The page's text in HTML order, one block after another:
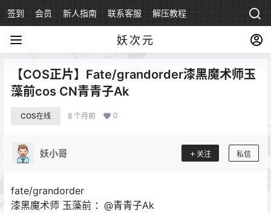
签到 会员 新人指南 联系客服 解压教程
妖次元
【COS正片】Fate/grandorder漆黑魔术师玉
藻前cos CN青青子Ak
COS在线 8 个月前 0
妖小哥 关注 私信
fate/grandorder
漆黑魔术师 玉藻前 ：@青青子Ak